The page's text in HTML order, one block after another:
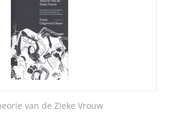
van de Zieke Vrouw